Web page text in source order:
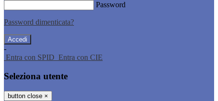
Password
Password dimenticata?
-
Entra con SPID Entra con CIE
Seleziona utente
button close ×